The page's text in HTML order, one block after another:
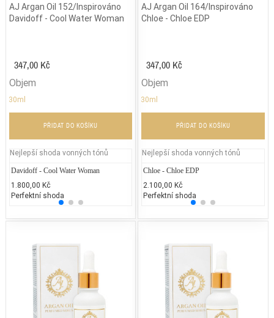
AJ Argan Oil 152/Inspirováno
Davidoff - Cool Water Woman
347,00 Kč
Objem
30ml
PŘIDAT DO KOŠÍKU
Nejlepší shoda vonných tónů
Davidoff - Cool Water Woman
1.800,00 Kč
Perfektní shoda
Gabriela Sabatini - Gabriela Sabatini
1.700,00 Kč
25% běžných vonných tónů
AJ Argan Oil 164/Inspirováno
Chloe - Chloe EDP
347,00 Kč
Objem
30ml
PŘIDAT DO KOŠÍKU
Nejlepší shoda vonných tónů
Chloe - Chloe EDP
2.100,00 Kč
Perfektní shoda